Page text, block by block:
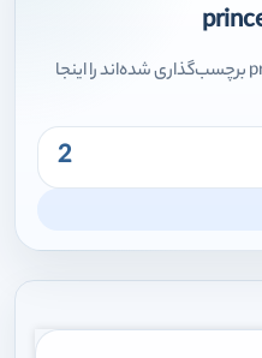
محصولاتی که با تگ prince of Persia برچسب‌گذاری شده‌اند را اینجا
2